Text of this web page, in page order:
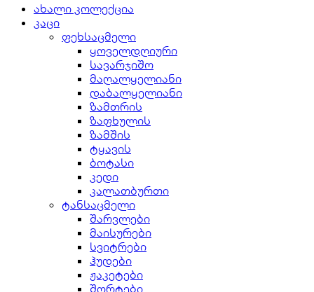
ახალი კოლექცია
კაცი
ფეხსაცმელი
ყოველდღიური
სავარჯიშო
მაღალყელიანი
დაბალყელიანი
ზამთრის
ზაფხულის
ზამშის
ტყავის
ბოტასი
კედი
კალათბურთი
ტანსაცმელი
შარვლები
მაისურები
სვიტრები
ჰუდები
ჟაკეტები
შორტები